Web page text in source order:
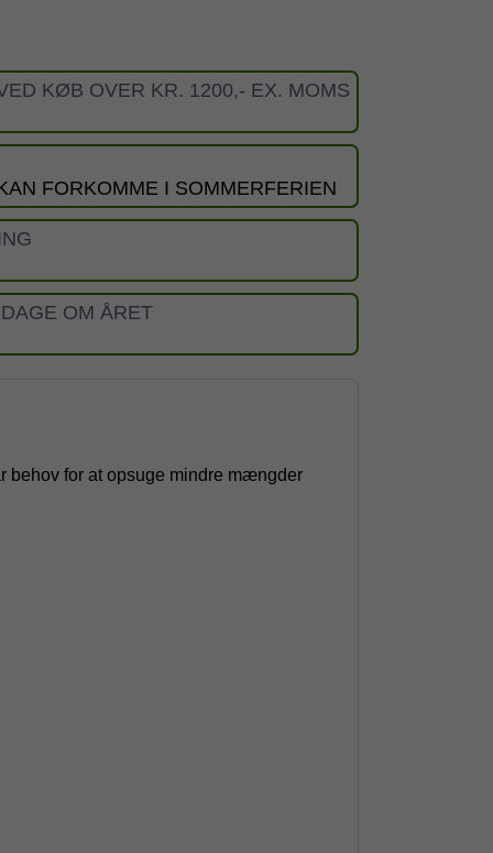
KØB OVER KR. 1200,- EX. MOMS
FORKOMME I SOMMERFERIEN
OM ÅRET
behov for at opsuge mindre mængder